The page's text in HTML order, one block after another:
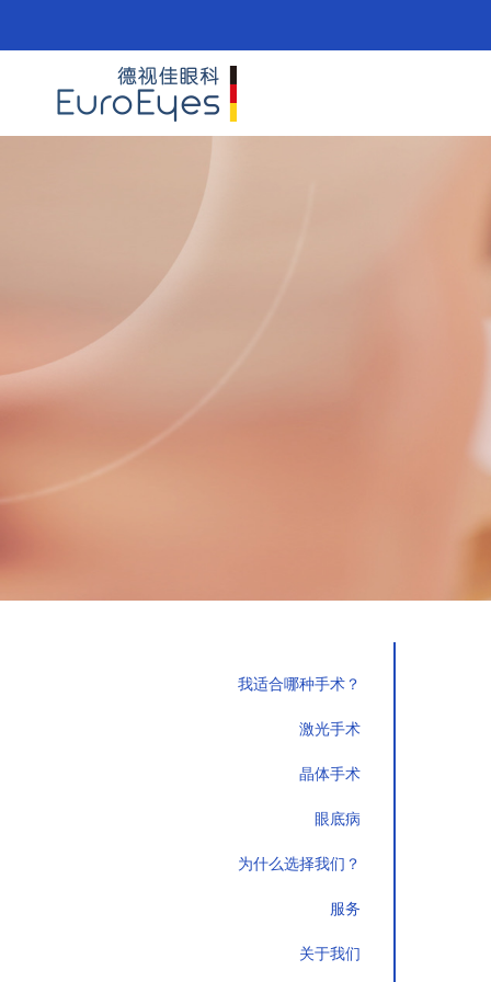
我适合哪种手术？
激光手术
晶体手术
眼底病
为什么选择我们？
服务
关于我们